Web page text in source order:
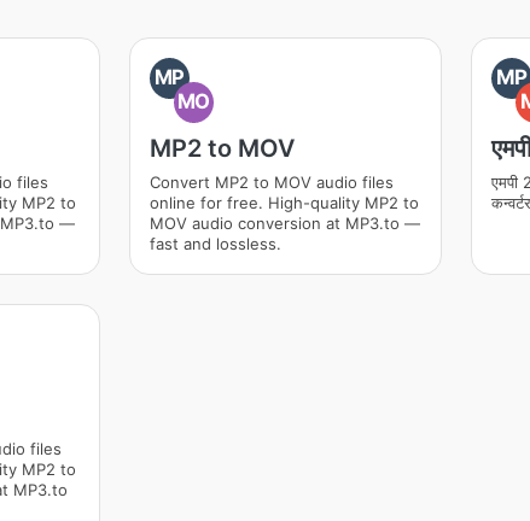
files
MP2 to
MP3.to —
MP
MO
MP2 to MOV
Convert MP2 to MOV audio files
online for free. High-quality MP2 to
MOV audio conversion at MP3.to —
fast and lossless.
MP
एमपी
कन्वर्टर
files
MP2 to
MP3.to